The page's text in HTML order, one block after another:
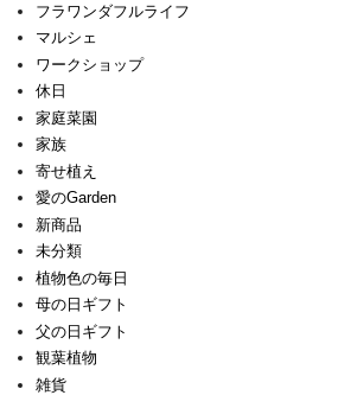
フラワンダフルライフ
マルシェ
ワークショップ
休日
家庭菜園
家族
寄せ植え
愛のGarden
新商品
未分類
植物色の毎日
母の日ギフト
父の日ギフト
観葉植物
雑貨